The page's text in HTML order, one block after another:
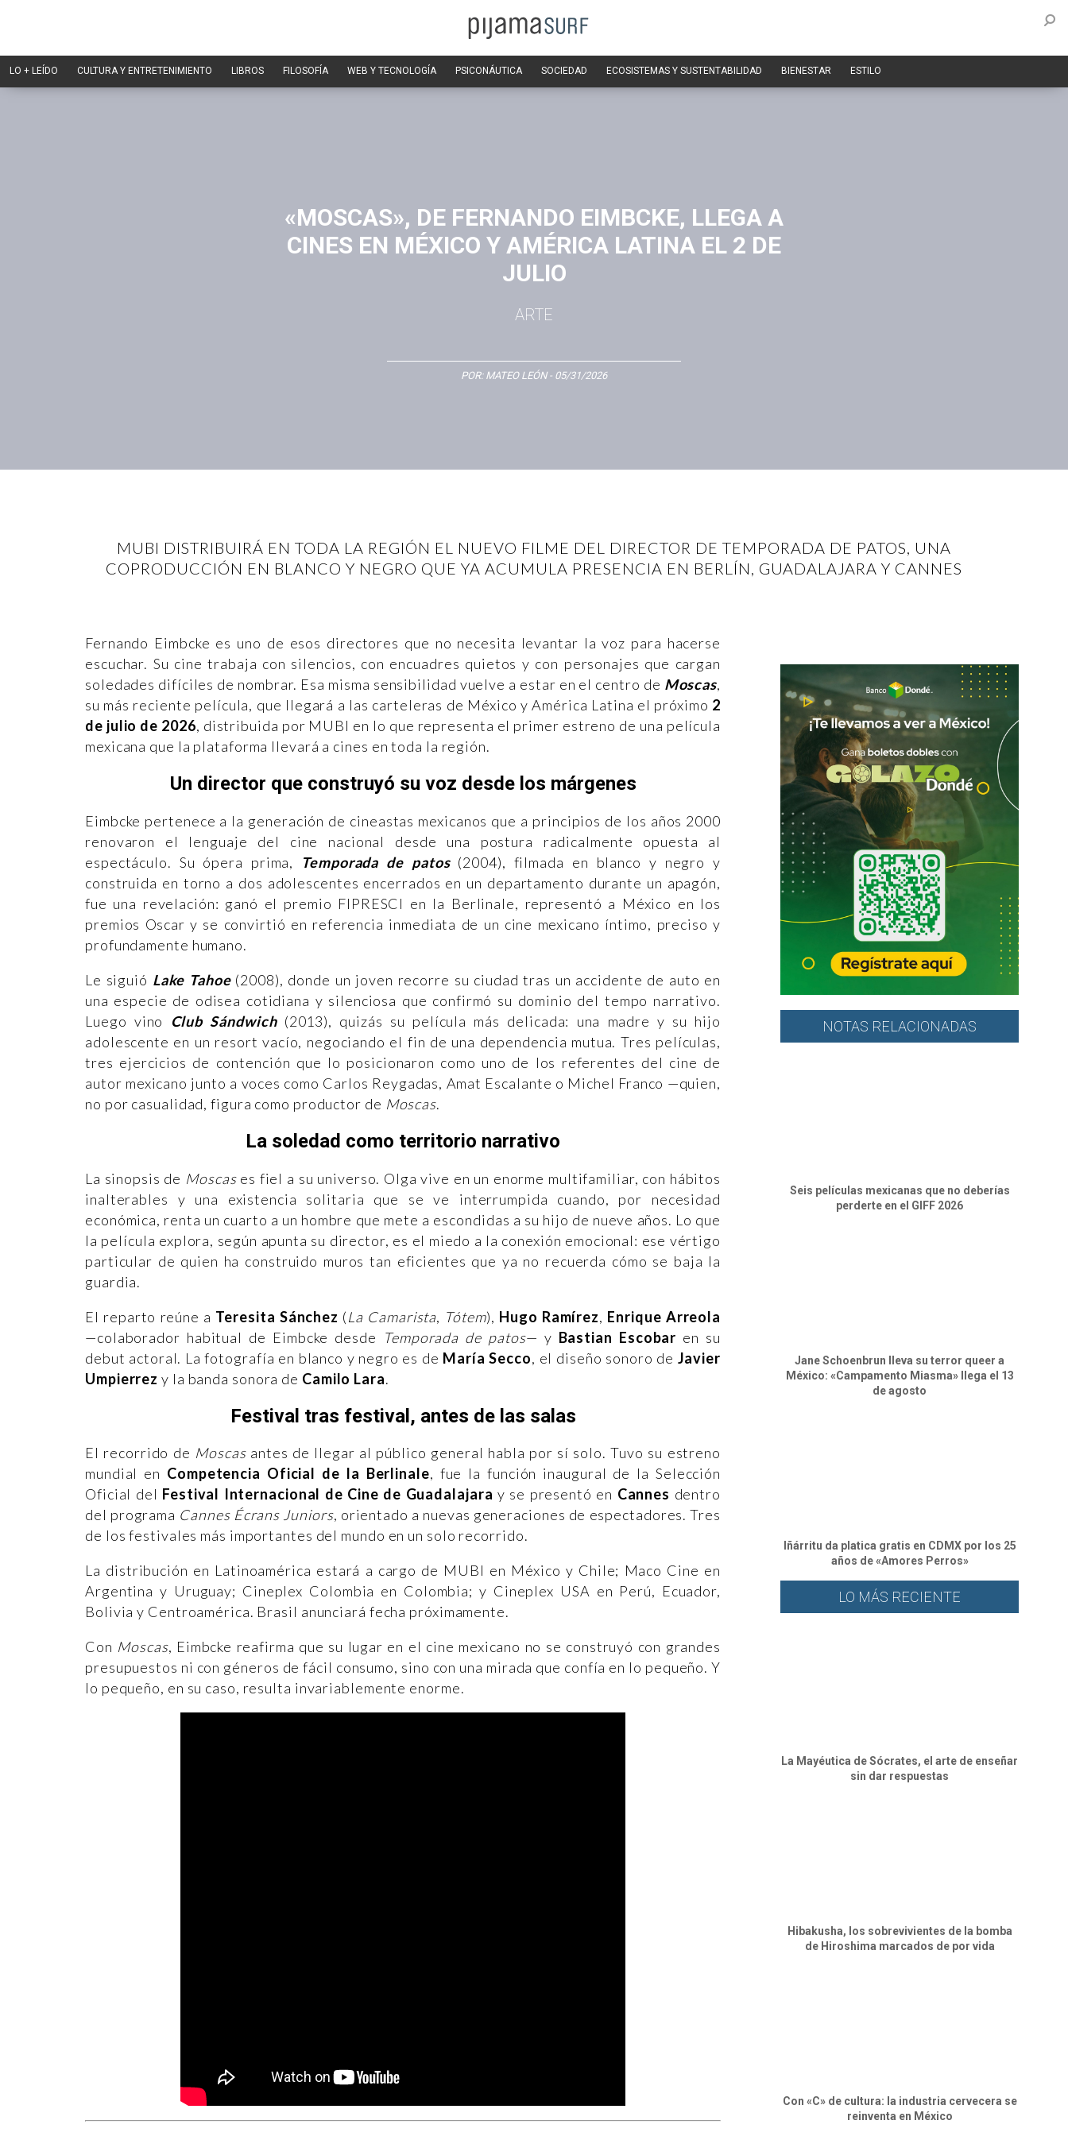
LO + LEÍDO CULTURA Y ENTRETENIMIENTO LIBROS FILOSOFÍA WEB Y TECNOLOGÍA PSICONÁUTICA SOCIEDAD ECOSISTEMAS Y SUSTENTABILIDAD BIENESTAR ESTILO
«MOSCAS», DE FERNANDO EIMBCKE, LLEGA A
CINES EN MÉXICO Y AMÉRICA LATINA EL 2 DE
JULIO
ARTE
POR: MATEO LEÓN- 05/31/2026
MUBI DISTRIBUIRÁ EN TODA LA REGIÓN EL NUEVO FILME DEL DIRECTOR DE TEMPORADA DE PATOS, UNA
COPRODUCCIÓN EN BLANCO Y NEGRO QUE YA ACUMULA PRESENCIA EN BERLÍN, GUADALAJARA Y CANNES
Fernando Eimbcke es uno de esos directores que no necesita levantar la voz para hacerse
escuchar. Su cine trabaja con silencios, con encuadres quietos y con personajes que cargan
soledades difíciles de nombrar. Esa misma sensibilidad vuelve a estar en el centro de Moscas,
su más reciente película, que llegará a las carteleras de México y América Latina el próximo 2
de julio de 2026, distribuida por MUBI en lo que representa el primer estreno de una película
mexicana que la plataforma llevará a cines en toda la región.
Un director que construyó su voz desde los márgenes
Eimbcke pertenece a la generación de cineastas mexicanos que a principios de los años 2000
renovaron el lenguaje del cine nacional desde una postura radicalmente opuesta al
espectáculo. Su ópera prima,
Temporada de patos(2004), filmada en blanco y negro y
construida en torno a dos adolescentes encerrados en un departamento durante un apagón,
fue una revelación: ganó el premio FIPRESCI en la Berlinale, representó a México en los
premios Oscar y se convirtió en referencia inmediata de un cine mexicano íntimo, preciso y
profundamente humano.
Le siguió Lake Tahoe(2008), donde un joven recorre su ciudad tras un accidente de auto en
una especie de odisea cotidiana y silenciosa que confirmó su dominio del tempo narrativo.
Luego vino
Club Sándwich(2013), quizás su película más delicada: una madre y su hijo
adolescente en un resort vacío, negociando el fin de una dependencia mutua. Tres películas,
tres ejercicios de contención que lo posicionaron como uno de los referentes del cine de
autor mexicano junto a voces como Carlos Reygadas, Amat Escalante o Michel Franco —quien,
no por casualidad, figura como productor de Moscas.
La soledad como territorio narrativo
La sinopsis de Moscases fiel a su universo. Olga vive en un enorme multifamiliar, con hábitos
inalterables y una existencia solitaria que se ve interrumpida cuando, por necesidad
económica, renta un cuarto a un hombre que mete a escondidas a su hijo de nueve años. Lo que
la película explora, según apunta su director, es el miedo a la conexión emocional: ese vértigo
particular de quien ha construido muros tan eficientes que ya no recuerda cómo se baja la
guardia.
El reparto reúne a Teresita Sánchez (La Camarista, Tótem), Hugo Ramírez, Enrique Arreola
—colaborador habitual de Eimbcke desde Temporada de patos— y Bastian Escobar en su
debut actoral. La fotografía en blanco y negro es de María Secco, el diseño sonoro de Javier
Umpierrez y la banda sonora de Camilo Lara.
Festival tras festival, antes de las salas
El recorrido de Moscasantes de llegar al público general habla por sí solo. Tuvo su estreno
mundial en Competencia Oficial de la Berlinale, fue la función inaugural de la Selección
Oficial del Festival Internacional de Cine de Guadalajara y se presentó en Cannes dentro
del programa Cannes Écrans Juniors, orientado a nuevas generaciones de espectadores. Tres
de los festivales más importantes del mundo en un solo recorrido.
La distribución en Latinoamérica estará a cargo de MUBI en México y Chile; Maco Cine en
Argentina y Uruguay; Cineplex Colombia en Colombia; y Cineplex USA en Perú, Ecuador,
Bolivia y Centroamérica. Brasil anunciará fecha próximamente.
Con Moscas, Eimbcke reafirma que su lugar en el cine mexicano no se construyó con grandes
presupuestos ni con géneros de fácil consumo, sino con una mirada que confía en lo pequeño. Y
lo pequeño, en su caso, resulta invariablemente enorme.
NOTAS RELACIONADAS
Seis películas mexicanas que no deberías
perderte en el GIFF 2026
Jane Schoenbrun lleva su terror queer a
México: «Campamento Miasma» llega el 13
de agosto
Iñárritu da platica gratis en CDMX por los 25
años de «Amores Perros»
LO MÁS RECIENTE
La Mayéutica de Sócrates, el arte de enseñar
sin dar respuestas
Hibakusha, los sobrevivientes de la bomba
de Hiroshima marcados de por vida
Con «C» de cultura: la industria cervecera se
reinventa en México